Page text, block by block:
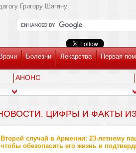
Григору Шагяну
Болезни Лекарства Первая
АНОНС
ЦИФРЫ И ФАКТЫ
Второй случай в Армении: 23-летнему
чтобы обезопасить его жизнь и